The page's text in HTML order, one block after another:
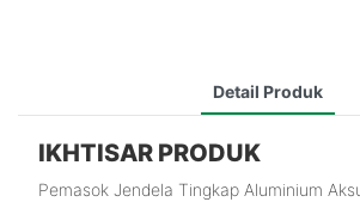
Detail Produk
IKHTISAR PRODUK
Pemasok Jendela Tingkap Aluminium